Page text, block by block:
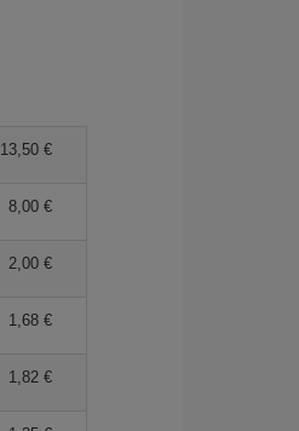
13,50 €
8,00 €
2,00 €
1,68 €
1,82 €